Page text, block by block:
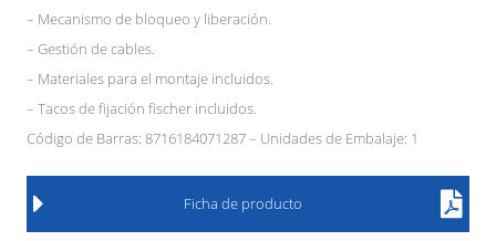
– Mecanismo de bloqueo y liberación.
– Gestión de cables.
– Materiales para el montaje incluidos.
– Tacos de fijación fischer incluidos.
Código de Barras: 8716184071287 – Unidades de Embalaje: 1
Ficha de producto